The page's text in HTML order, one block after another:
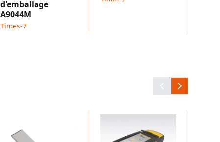
d'emballage
A9044M
Times-7